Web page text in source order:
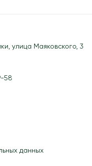
улица Маяковского, 3
58
данных